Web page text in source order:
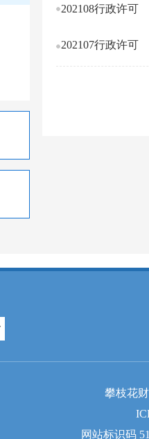
202108行政许可
202107行政许可
攀枝花
网站标识码